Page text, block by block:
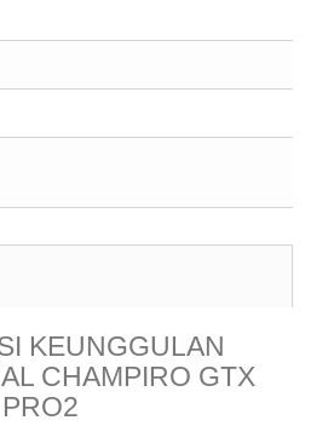
KEUNGGULAN
CHAMPIRO GTX
PRO2